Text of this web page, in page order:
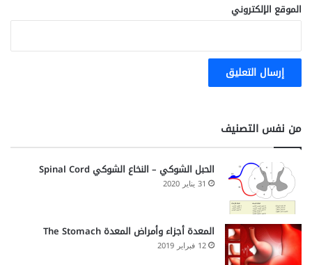
الموقع الإلكتروني
من نفس التصنيف
الحبل الشوكي – النخاع الشوكي Spinal Cord
31 يناير 2020
المعدة أجزاء وأمراض المعدة The Stomach
12 فبراير 2019